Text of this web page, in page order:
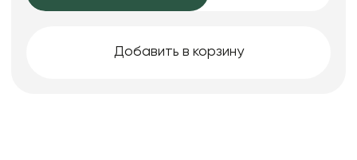
Добавить в корзину